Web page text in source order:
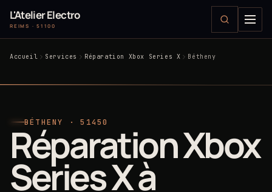
L'Atelier Electro
REIMS · 51100
Accueil Services Réparation Xbox Series X Bétheny
BÉTHENY · 51450
Réparation Xbox
Series X à